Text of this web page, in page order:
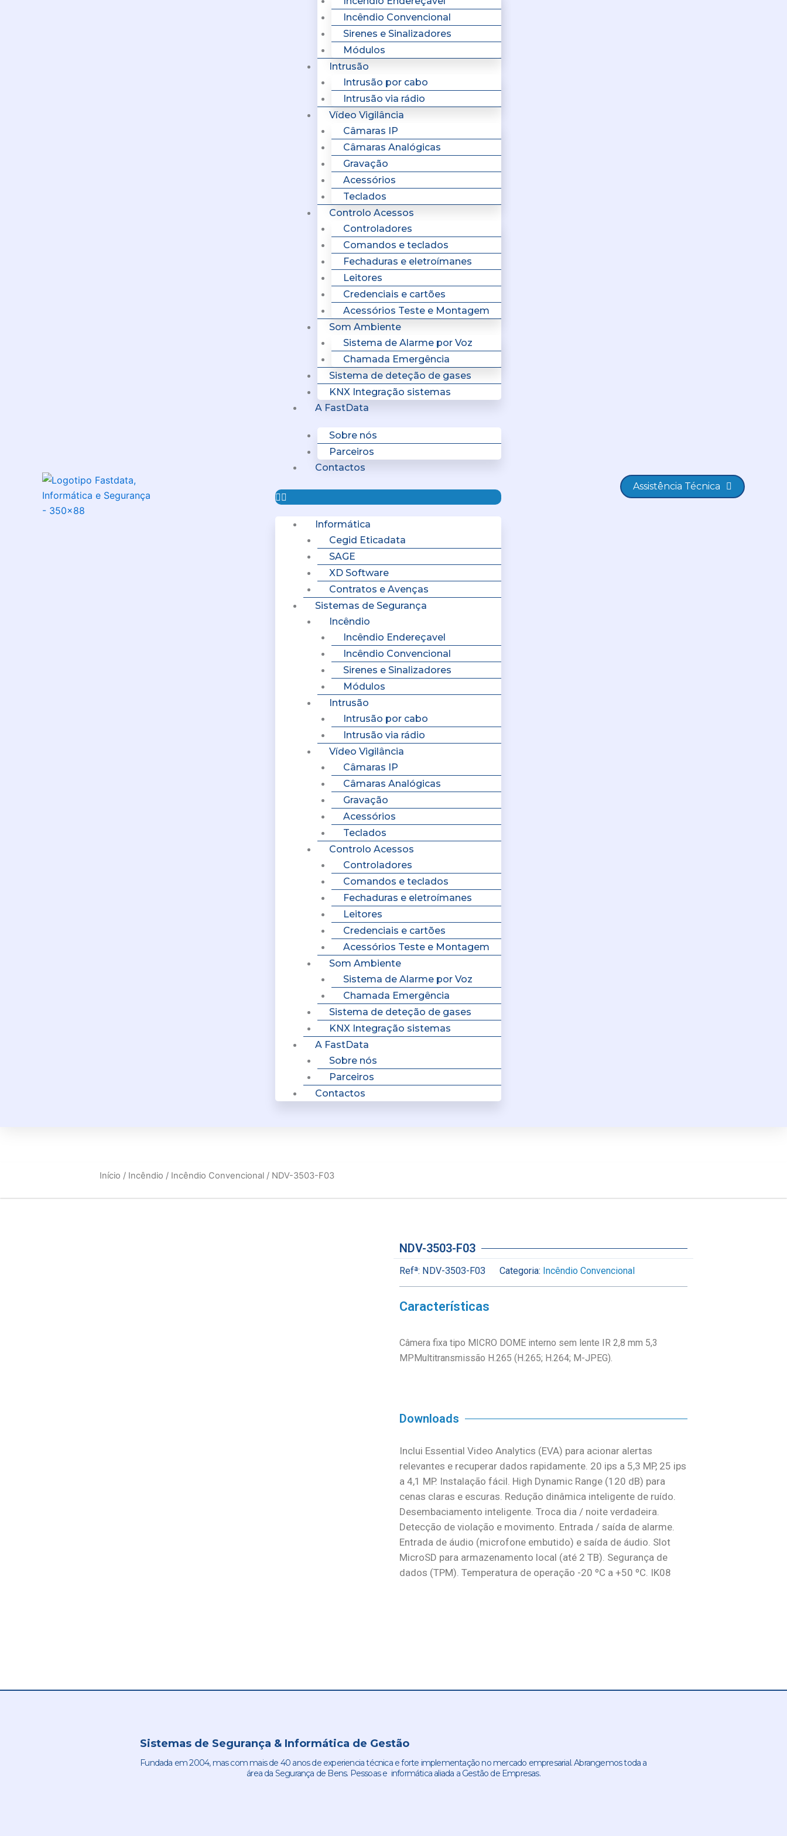
Incêndio Convencional
Sirenes e Sinalizadores
Módulos
Intrusão
Intrusão por cabo
Intrusão via rádio
Vídeo Vigilância
Câmaras IP
Câmaras Analógicas
Gravação
Acessórios
Teclados
Controlo Acessos
Controladores
Comandos e teclados
Fechaduras e eletroímanes
Leitores
Credenciais e cartões
Acessórios Teste e Montagem
Som Ambiente
Sistema de Alarme por Voz
Chamada Emergência
Sistema de deteção de gases
KNX Integração sistemas
A FastData
Sobre nós
Parceiros
Contactos
Informática
Cegid Eticadata
SAGE
XD Software
Contratos e Avenças
Sistemas de Segurança
Incêndio
Incêndio Endereçavel
Incêndio Convencional
Sirenes e Sinalizadores
Módulos
Intrusão
Intrusão por cabo
Intrusão via rádio
Vídeo Vigilância
Câmaras IP
Câmaras Analógicas
Gravação
Acessórios
Teclados
Controlo Acessos
Controladores
Comandos e teclados
Fechaduras e eletroímanes
Leitores
Credenciais e cartões
Acessórios Teste e Montagem
Som Ambiente
Sistema de Alarme por Voz
Chamada Emergência
Sistema de deteção de gases
KNX Integração sistemas
A FastData
Sobre nós
Parceiros
Contactos
Assistência Técnica
Início / Incêndio / Incêndio Convencional / NDV-3503-F03
NDV-3503-F03
Refª: NDV-3503-F03 Categoria: Incêndio Convencional
Características
Câmera fixa tipo MICRO DOME interno sem lente IR 2,8 mm 5,3
MPMultitransmissão H.265 (H.265; H.264; M-JPEG).
Downloads
Inclui Essential Video Analytics (EVA) para acionar alertas
relevantes e recuperar dados rapidamente. 20 ips a 5,3 MP, 25 ips
a 4,1 MP. Instalação fácil. High Dynamic Range (120 dB) para
cenas claras e escuras. Redução dinâmica inteligente de ruído.
Desembaciamento inteligente. Troca dia / noite verdadeira.
Detecção de violação e movimento. Entrada / saída de alarme.
Entrada de áudio (microfone embutido) e saída de áudio. Slot
MicroSD para armazenamento local (até 2 TB). Segurança de
dados (TPM). Temperatura de operação -20 ºC a +50 ºC. IK08
Sistemas de Segurança & Informática de Gestão
Fundada em 2004, mas com mais de 40 anos de experiencia técnica e forte implementação no mercado empresarial. Abrangemos toda a
área da Segurança de Bens. Pessoas e informática aliada a Gestão de Empresas.